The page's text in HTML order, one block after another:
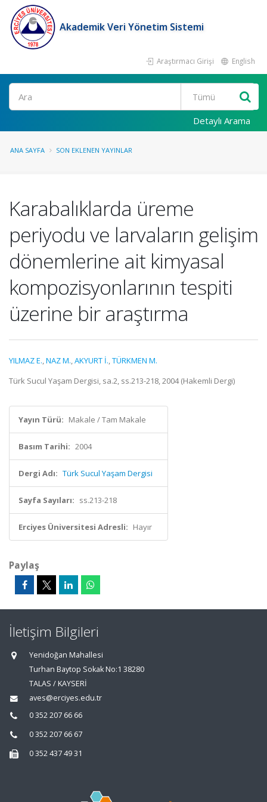
Akademik Veri Yönetim Sistemi
Araştırmacı Girişi English
Ara
Detaylı Arama
ANA SAYFA SON EKLENEN YAYINLAR
Karabalıklarda üreme
periyodu ve larvaların gelişim
dönemlerine ait kimyasal
kompozisyonlarının tespiti
üzerine bir araştırma
YILMAZ E.,NAZ M.,AKYURT İ.,TÜRKMEN M.
Türk Sucul Yaşam Dergisi, sa.2, ss.213-218, 2004 (Hakemli Dergi)
Yayın Türü: Makale / Tam Makale
Basım Tarihi: 2004
Dergi Adı: Türk Sucul Yaşam Dergisi
Sayfa Sayıları: ss.213-218
Erciyes Üniversitesi Adresli: Hayır
Paylaş
İletişim Bilgileri
Yenidoğan Mahallesi
Turhan Baytop Sokak No:1 38280
TALAS / KAYSERİ
aves@erciyes.edu.tr
0 352 207 66 66
0 352 207 66 67
0 352 437 49 31